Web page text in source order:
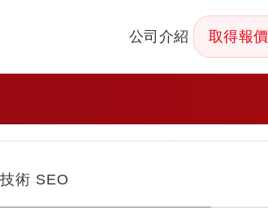
公司介紹 取得報價
技術 SEO